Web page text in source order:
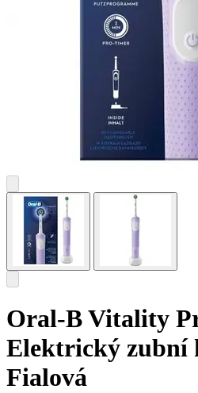
Oral-B Vitality
Elektrický zubní
Fialová